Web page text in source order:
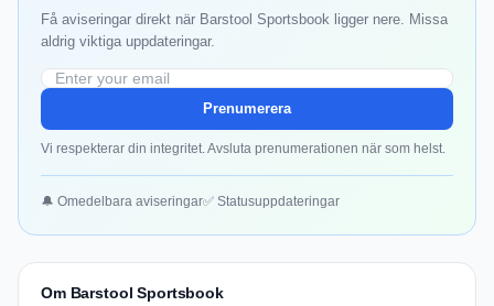
Få aviseringar direkt när Barstool Sportsbook ligger nere. Missa
aldrig viktiga uppdateringar.
Prenumerera
Vi respekterar din integritet. Avsluta prenumerationen när som helst.
🔔 Omedelbara aviseringar✅ Statusuppdateringar
Om Barstool Sportsbook